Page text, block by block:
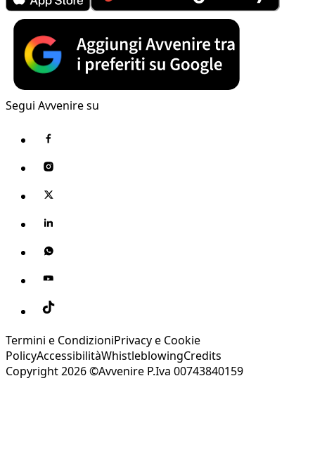
Segui Avvenire su
Termini e CondizioniPrivacy e Cookie
PolicyAccessibilitàWhistleblowingCredits
Copyright 2026 ©Avvenire P.Iva 00743840159